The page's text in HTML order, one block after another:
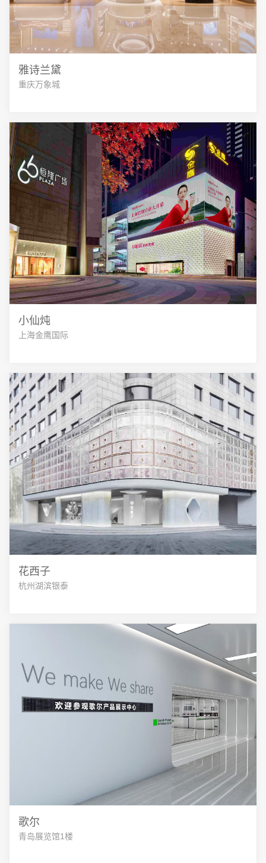
雅诗兰黛
重庆万象城
小仙炖
上海金鹰国际
花西子
杭州湖滨银泰
歌尔
青岛展览馆1楼